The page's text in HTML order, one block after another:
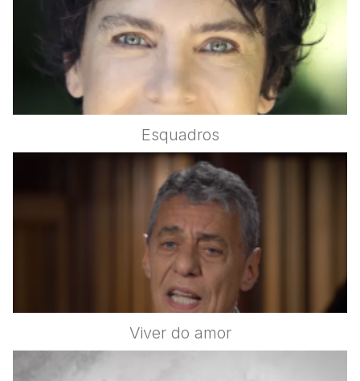
Esquadros
Viver do amor